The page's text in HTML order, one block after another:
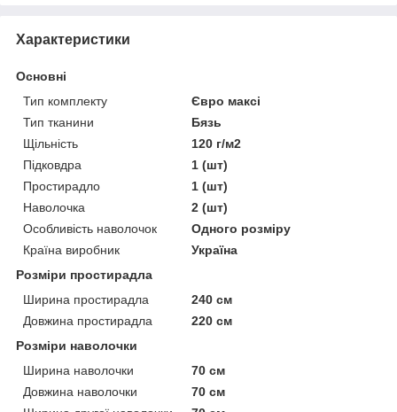
Характеристики
Основні
Тип комплекту
Євро максі
Тип тканини
Бязь
Щільність
120 г/м2
Підковдра
1 (шт)
Простирадло
1 (шт)
Наволочка
2 (шт)
Особливість наволочок
Одного розміру
Країна виробник
Україна
Розміри простирадла
Ширина простирадла
240 см
Довжина простирадла
220 см
Розміри наволочки
Ширина наволочки
70 см
Довжина наволочки
70 см